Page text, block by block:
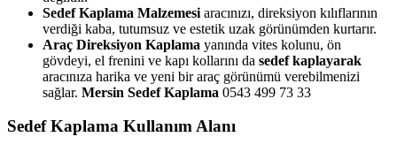
Sedef Kaplama Malzemesi aracınızı, direksiyon kılıflarının
verdiği kaba, tutumsuz ve estetik uzak görünümden kurtarır.
Araç Direksiyon Kaplama yanında vites kolunu, ön
gövdeyi, el frenini ve kapı kollarını da sedef kaplayarak
aracınıza harika ve yeni bir araç görünümü verebilmenizi
sağlar. Mersin Sedef Kaplama 0543 499 73 33
Sedef Kaplama Kullanım Alanı